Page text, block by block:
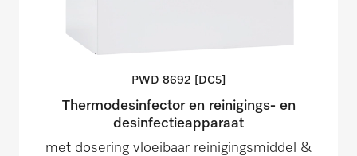
PWD 8692 [DC5]
Thermodesinfector en reinigings- en
desinfectieapparaat
met dosering vloeibaar reinigingsmiddel &